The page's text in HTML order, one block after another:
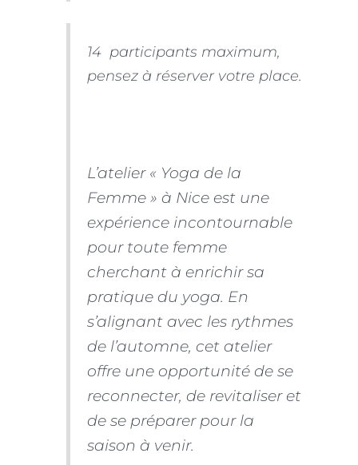
14 participants maximum,
pensez à réserver votre place.
L’atelier « Yoga de la
Femme » à Nice est une
expérience incontournable
pour toute femme
cherchant à enrichir sa
pratique du yoga. En
s’alignant avec les rythmes
de l’automne, cet atelier
offre une opportunité de se
reconnecter, de revitaliser et
de se préparer pour la
saison à venir.